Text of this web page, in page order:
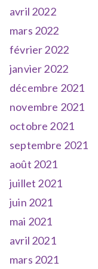
avril 2022
mars 2022
février 2022
janvier 2022
décembre 2021
novembre 2021
octobre 2021
septembre 2021
août 2021
juillet 2021
juin 2021
mai 2021
avril 2021
mars 2021